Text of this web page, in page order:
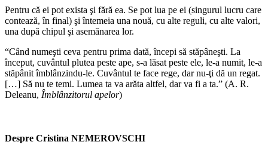
Pentru că ei pot exista şi fără ea. Se pot lua pe ei (singurul lucru care
contează, în final) şi întemeia una nouă, cu alte reguli, cu alte valori,
una după chipul şi asemănarea lor.
“Când numeşti ceva pentru prima dată, începi să stăpâneşti. La
început, cuvântul plutea peste ape, s-a lăsat peste ele, le-a numit, le-a
stăpâ­nit îmblânzindu-le. Cuvântul te face rege, dar nu-ţi dă un regat.
[…] Să nu te temi. Lumea ta va arăta altfel, dar va fi a ta.” (A. R.
Deleanu, Îmblânzitorul apelor)
Despre Cristina NEMEROVSCHI